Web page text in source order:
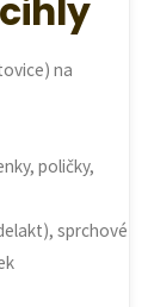
na
poličky,
sprchové